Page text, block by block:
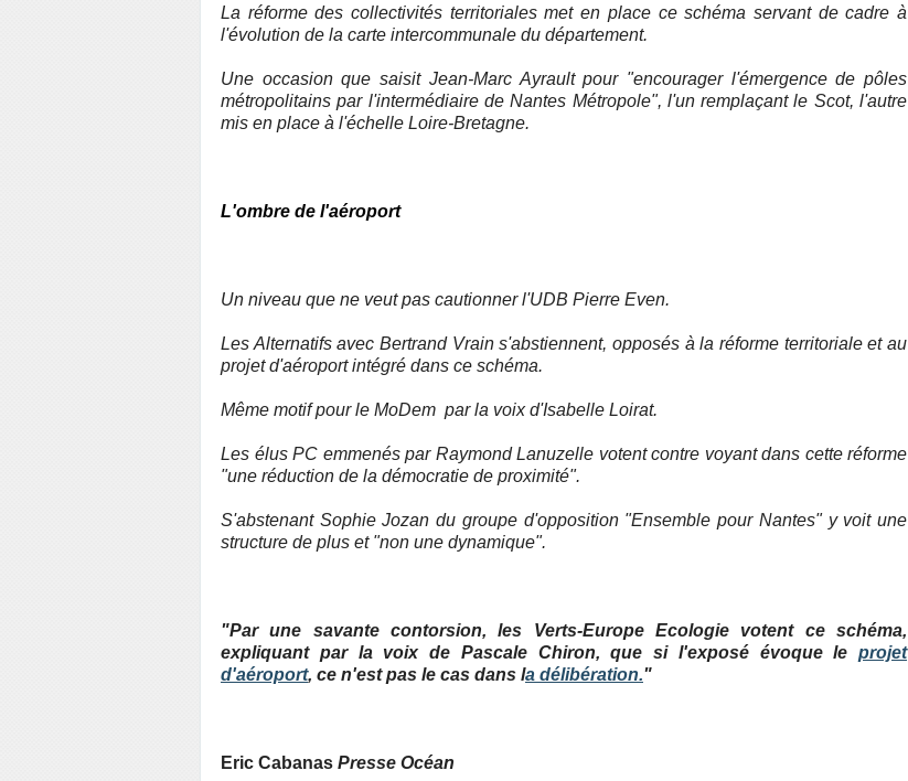
La réforme des collectivités territoriales met en place ce schéma servant de cadre à
l'évolution de la carte intercommunale du département.
Une occasion que saisit Jean-Marc Ayrault pour "encourager l'émergence de pôles
métropolitains par l'intermédiaire de Nantes Métropole", l'un remplaçant le Scot, l'autre
mis en place à l'échelle Loire-Bretagne.
L'ombre de l'aéroport
Un niveau que ne veut pas cautionner l'UDB Pierre Even.
Les Alternatifs avec Bertrand Vrain s'abstiennent, opposés à la réforme territoriale et au
projet d'aéroport intégré dans ce schéma.
Même motif pour le MoDem par la voix d'Isabelle Loirat.
Les élus PC emmenés par Raymond Lanuzelle votent contre voyant dans cette réforme
"une réduction de la démocratie de proximité".
S'abstenant Sophie Jozan du groupe d'opposition "Ensemble pour Nantes" y voit une
structure de plus et "non une dynamique".
"Par une savante contorsion, les Verts-Europe Ecologie votent ce schéma,
expliquant par la voix de Pascale Chiron, que si l'exposé évoque le projet
d'aéroport, ce n'est pas le cas dans la délibération."
Eric Cabanas Presse Océan